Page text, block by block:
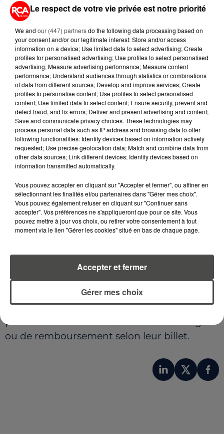
quelques jours des premières épreuves du
baccalauréat et alors que de nombreux
déplacements professionnels et touristiques
sont programmés dans le Grand Ouest.
Même si la SNCF assure vouloir limiter
l'impact pour les voyageurs, cette grève
marque le premier mouvement social
d'ampleur depuis plusieurs mois et rappelle
les tensions qui entourent l'ouverture à la
concurrence du transport ferroviaire
français.
COMMENT CONNAÎTRE SON TRAIN
EN TEMPS RÉEL ?
Les voyageurs sont invités à consulter
régulièrement les informations de
circulation sur l'application SNCF Connect,
La SNCF précise que les voyageurs
concernés par une annulation sont
normalement informés directement et
peuvent bénéficier de solutions d'échange
ou de remboursement selon leur billet.
Le respect de votre vie privée est notre priorité
We and our (447) partnersdo the following data processing based on
your consent and/or our legitimate interest: Store and/or access
information on a device; Use limited data to select advertising; Create
profiles for personalised advertising; Use profiles to select personalised
advertising; Measure advertising performance; Measure content
performance; Understand audiences through statistics or combinations
of data from different sources; Develop and improve services; Create
profiles to personalise content; Use profiles to select personalised
content; Use limited data to select content; Ensure security, prevent and
detect fraud, and fix errors; Deliver and present advertising and content;
Save and communicate privacy choices. These technologies may
process personal data such as IP address and browsing data to offer
following functionalities: Identify devices based on information actively
requested; Use precise geolocation data; Match and combine data from
other data sources; Link different devices; Identify devices based on
information transmitted automatically.
Vous pouvez accepter en cliquant sur "Accepter et fermer", ou affiner en
sélectionnant les finalités et/ou partenaires dans "Gérer mes choix".
Vous pouvez également refuser en cliquant sur "Continuer sans
accepter". Vos préférences ne s'appliqueront que pour ce site. Vous
pouvez mettre à jour vos choix, ou retirer votre consentement à tout
moment via le lien "Gérer les cookies" situé en bas de chaque page.
Gérer mes choix
Accepter et fermer